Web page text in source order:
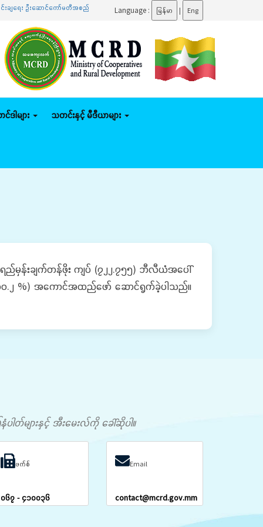
ျရေး ဦးဆောင်ကော်မတီအစည်းအဝေးသို့ တက်ရောက်.......ပြည်ထောင်စုဝန်ကြီး ဦးမျိုးဇော်သိမ်း
Language : မြန်မာ | Eng
ါများ သတင်းနှင့် မီဒီယာများ
ည်မှန်းချက်တန်ဖိုး ကျပ် (၇၂၂.၇၅၅) ဘီလီယံအပေါ်
၀.၂ %) အကောင်အထည်ဖော် ဆောင်ရွက်ခဲ့ပါသည်။
တ်များနှင့် အီးမေးလ်ကို ခေါ်ဆိုပါ။
ဖက်စ်
၀၆၇ - ၄၁၀၀၃၆
Email
contact@mcrd.gov.mm